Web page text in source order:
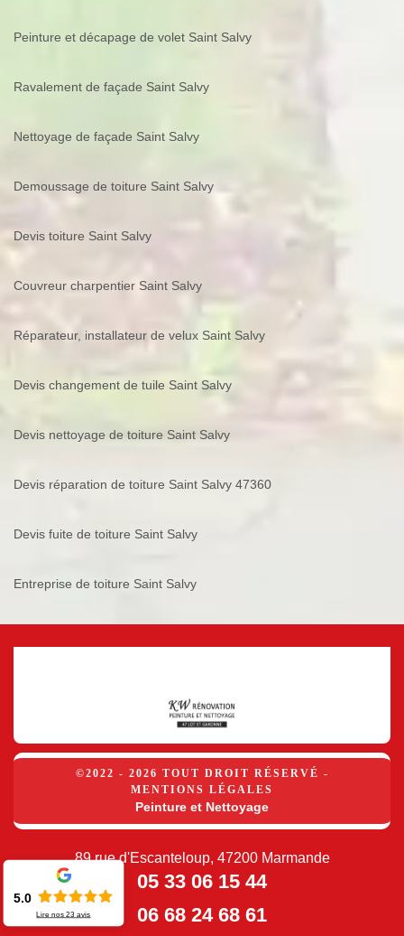
Peinture et décapage de volet Saint Salvy
Ravalement de façade Saint Salvy
Nettoyage de façade Saint Salvy
Demoussage de toiture Saint Salvy
Devis toiture Saint Salvy
Couvreur charpentier Saint Salvy
Réparateur, installateur de velux Saint Salvy
Devis changement de tuile Saint Salvy
Devis nettoyage de toiture Saint Salvy
Devis réparation de toiture Saint Salvy 47360
Devis fuite de toiture Saint Salvy
Entreprise de toiture Saint Salvy
©2022 - 2026 TOUT DROIT RÉSERVÉ -
MENTIONS LÉGALES
Peinture et Nettoyage
89 rue d'Escanteloup, 47200 Marmande
05 33 06 15 44
06 68 24 68 61
5.0
Lire nos23 avis